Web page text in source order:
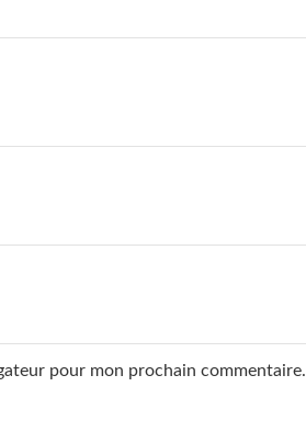
pour mon prochain commentaire.